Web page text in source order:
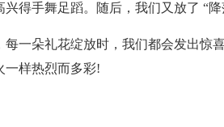
兴得手舞足蹈。随后，我们又放了 “
每一朵礼花绽放时，我们都会发出惊
一样热烈而多彩!